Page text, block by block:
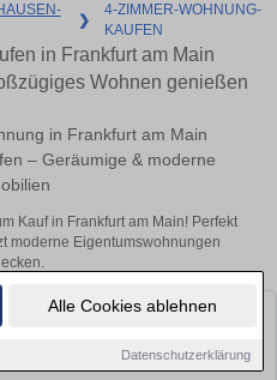
Alle Cookies ablehnen
Datenschutzerklärung
❯
4-ZIMMER-WOHNUNG-
KAUFEN
in Frankfurt am Main
Wohnen genießen
in Frankfurt am Main
– Geräumige & moderne
Kauf in Frankfurt am Main! Perfekt
moderne Eigentumswohnungen